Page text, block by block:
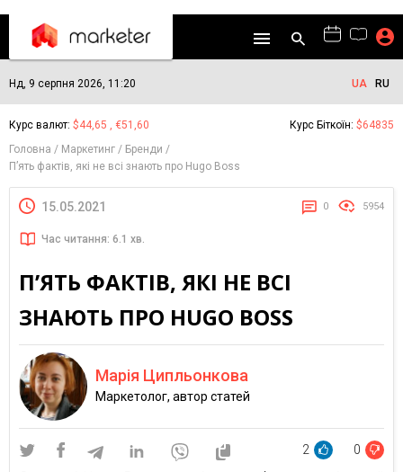
Нд, 9 серпня 2026, 11:20 UA RU
Курс валют: $44,65 , €51,60 Курс Біткоїн: $64835
Головна
Маркетинг
Бренди
П’ять фактів, які не всі знають про Hugo Boss
15.05.2021 0 5954
Час читання: 6.1 хв.
П’ЯТЬ ФАКТІВ, ЯКІ НЕ ВСІ
ЗНАЮТЬ ПРО HUGO BOSS
Марія Ципльонкова
Маркетолог, автор статей
2 0